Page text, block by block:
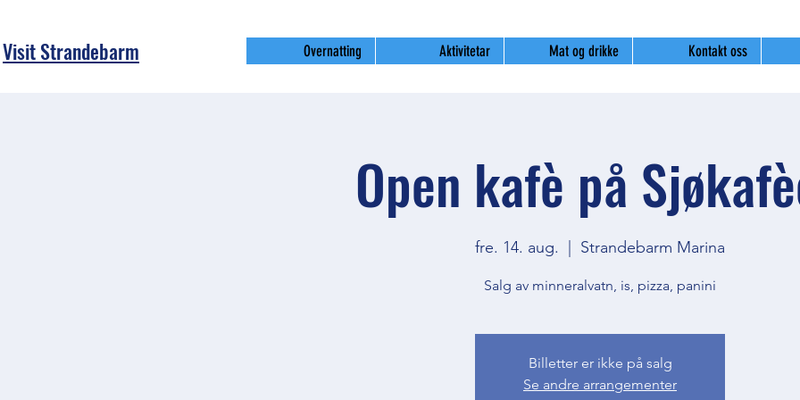
Visit Strandebarm Kontakt oss
Mat og drikke
Aktivitetar
Overnatting
Open kafè på
fre. 14. aug. Strandebarm Marina
Salg av minneralvatn, is, pizza, panini
Billetter er ikke på salg
Se andre arrangementer